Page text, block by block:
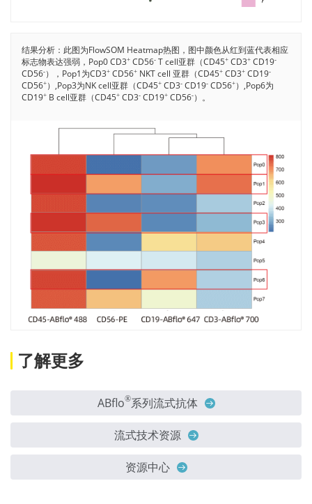
结果分析：此图为FlowSOM Heatmap热图，图中颜色从红到蓝代表相应
标志物表达强弱，Pop0 CD3+ CD56- T cell亚群（CD45+ CD3+ CD19-
CD56- ），Pop1为CD3+ CD56+ NKT cell 亚群（CD45+ CD3+ CD19-
CD56+ ）,Pop3为NK cell亚群（CD45+ CD3- CD19- CD56+ ）,Pop6为
CD19+ B cell亚群（CD45+ CD3- CD19+ CD56- ）。
了解更多
ABflo®系列流式抗体
流式技术资源
资源中心